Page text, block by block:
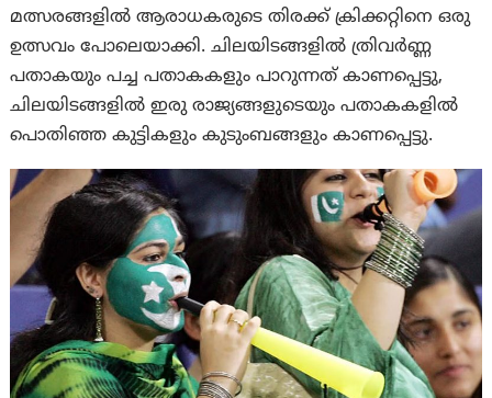
മത്സരങ്ങളിൽ ആരാധകരുടെ തിരക്ക് ക്രിക്കറ്റിനെ ഒരു
ഉത്സവം പോലെയാക്കി. ചിലയിടങ്ങളിൽ ത്രിവർണ്ണ
പതാകയും പച്ച പതാകകളും പാറുന്നത് കാണപ്പെട്ടു,
ചിലയിടങ്ങളിൽ ഇരു രാജ്യങ്ങളുടെയും പതാകകളിൽ
പൊതിഞ്ഞ കുട്ടികളും കുടുംബങ്ങളും കാണപ്പെട്ടു.